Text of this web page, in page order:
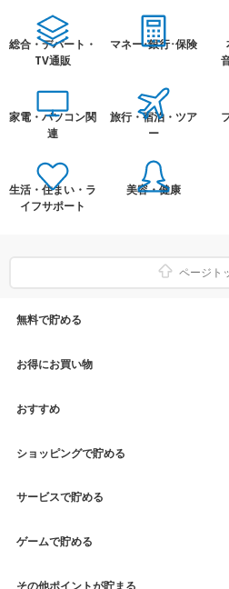
総合・デパート・
TV通販
マネー･銀行･保険
家電・パソコン関
連
旅行・宿泊・ツア
ー
生活・住まい・ラ
イフサポート
美容・健康
ページト
無料で貯める
ゲーム
Vアンケート
アプリ利用
クイズ
スクラッチ
お得にお買い物
Yahoo!ショッピング
Vサンプル
エコなお買い物
Vモニター
おすすめ
Vくじ
チラシ
aruku&
Vポイント運用
ショッピングで貯める
Yahoo! JAPANサービス
総合・デパート・TV通販
家電・パソコン関連
サービスで貯める
マネー･銀行･保険
車・スポーツ・趣味
ゲームで貯める
Vポイントルーレット
その他ポイントが貯まる